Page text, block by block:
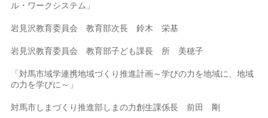
ル・ワークシステム」
岩見沢教育委員会 教育部次長 鈴木 栄基
岩見沢教育委員会 教育部子ども課長 所 美穂子
「対馬市域学連携地域づくり推進計画～学びの力を地域に、地域
の力を学びに～」
対馬市しまづくり推進部しまの力創生課係長 前田 剛